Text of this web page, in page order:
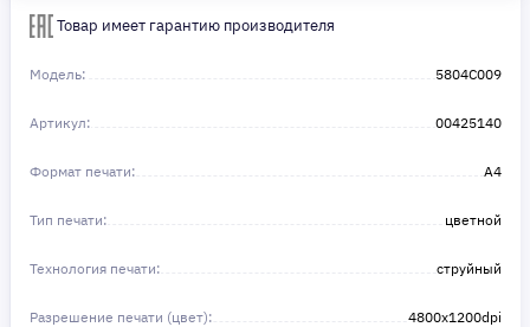
Товар имеет гарантию производителя
Модель: 5804C009
Артикул: 00425140
Формат печати: A4
Тип печати: цветной
Технология печати: струйный
Разрешение печати (цвет): 4800x1200dpi